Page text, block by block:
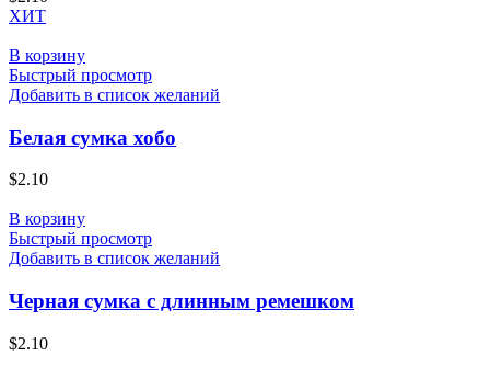
ХИТ
В корзину
Быстрый просмотр
Добавить в список желаний
Белая сумка хобо
$2.10
В корзину
Быстрый просмотр
Добавить в список желаний
Черная сумка с длинным ремешком
$2.10